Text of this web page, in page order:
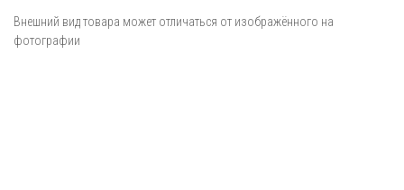
Внешний вид товара может отличаться от изображённого на
фотографии